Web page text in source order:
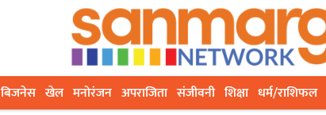
बिजनेस खेल मनोरंजन अपराजिता संजीवनी शिक्षा धर्म/राशिफल